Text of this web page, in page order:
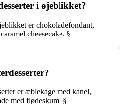
i øjeblikket?
er chokoladefondant,
cheesecake. §
er æblekage med kanel,
med flødeskum. §